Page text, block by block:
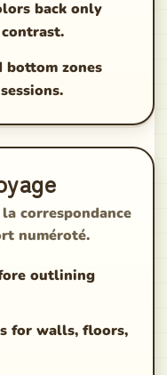
back only
bottom zones
correspondance
numéroté.
outlining
for walls, floors,